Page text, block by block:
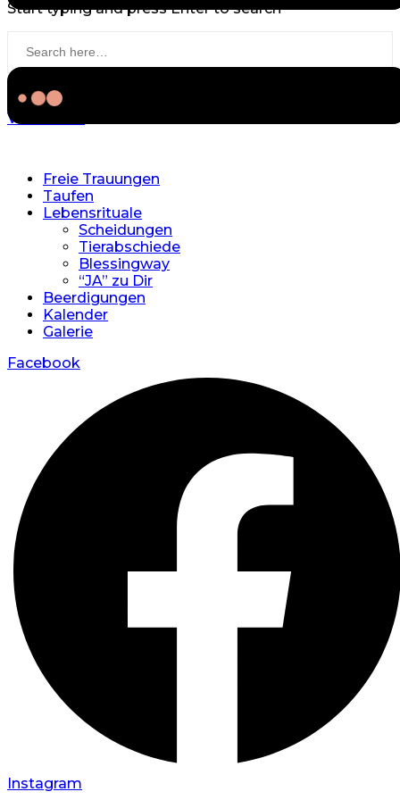
Freie Trauungen
Taufen
Lebensrituale
Scheidungen
Tierabschiede
Blessingway
“JA” zu Dir
Beerdigungen
Kalender
Galerie
Facebook
Instagram
Start typing and press Enter to search
View more